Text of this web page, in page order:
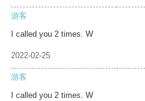
游客
I called you 2 times. W
2022-02-25
游客
I called you 2 times. W